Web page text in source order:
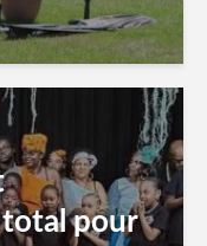
total pour